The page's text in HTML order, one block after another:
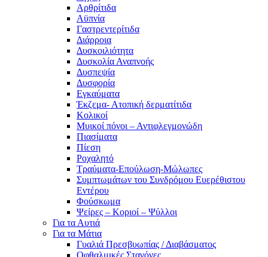
Αρθρίτιδα
Αϋπνία
Γαστρεντερίτιδα
Διάρροια
Δυσκοιλιότητα
Δυσκολία Αναπνοής
Δυσπεψία
Δυσφορία
Εγκαύματα
Έκζεμα- Ατοπική δερματίτιδα
Κολικοί
Μυικοί πόνοι – Αντιφλεγμονώδη
Πιασίματα
Πίεση
Ροχαλητό
Τραύματα-Επούλωση-Μώλωπες
Συμπτωμάτων του Συνδρόμου Ευερέθιστου
Εντέρου
Φούσκωμα
Ψείρες – Κοριοί – Ψύλλοι
Για τα Αυτιά
Για τα Μάτια
Γυαλιά Πρεσβυωπίας / Διαβάσματος